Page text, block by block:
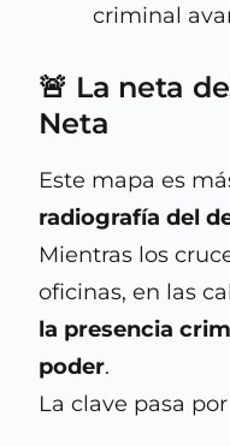
criminal
🚨 La neta
Neta
Este mapa es
radiografía del
Mientras los
oficinas, en las
la presencia
poder.
La clave pasa